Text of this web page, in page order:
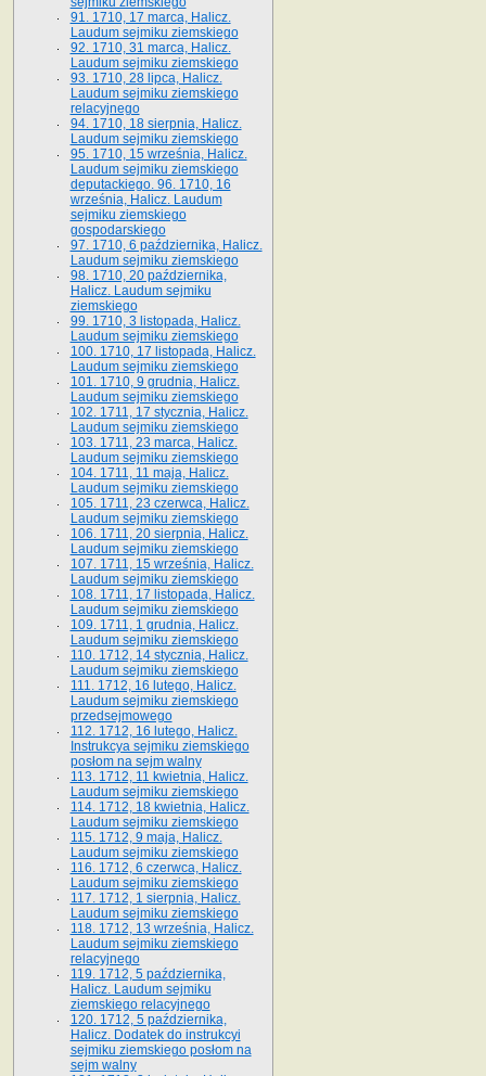
91. 1710, 17 marca, Halicz.
Laudum sejmiku ziemskiego
92. 1710, 31 marca, Halicz.
Laudum sejmiku ziemskiego
93. 1710, 28 lipca, Halicz.
Laudum sejmiku ziemskiego
relacyjnego
94. 1710, 18 sierpnia, Halicz.
Laudum sejmiku ziemskiego
95. 1710, 15 września, Halicz.
Laudum sejmiku ziemskiego
deputackiego. 96. 1710, 16
września, Halicz. Laudum
sejmiku ziemskiego
gospodarskiego
97. 1710, 6 października, Halicz.
Laudum sejmiku ziemskiego
98. 1710, 20 października,
Halicz. Laudum sejmiku
ziemskiego
99. 1710, 3 listopada, Halicz.
Laudum sejmiku ziemskiego
100. 1710, 17 listopada, Halicz.
Laudum sejmiku ziemskiego
101. 1710, 9 grudnia, Halicz.
Laudum sejmiku ziemskiego
102. 1711, 17 stycznia, Halicz.
Laudum sejmiku ziemskiego
103. 1711, 23 marca, Halicz.
Laudum sejmiku ziemskiego
104. 1711, 11 maja, Halicz.
Laudum sejmiku ziemskiego
105. 1711, 23 czerwca, Halicz.
Laudum sejmiku ziemskiego
106. 1711, 20 sierpnia, Halicz.
Laudum sejmiku ziemskiego
107. 1711, 15 września, Halicz.
Laudum sejmiku ziemskiego
108. 1711, 17 listopada, Halicz.
Laudum sejmiku ziemskiego
109. 1711, 1 grudnia, Halicz.
Laudum sejmiku ziemskiego
110. 1712, 14 stycznia, Halicz.
Laudum sejmiku ziemskiego
111. 1712, 16 lutego, Halicz.
Laudum sejmiku ziemskiego
przedsejmowego
112. 1712, 16 lutego, Halicz.
Instrukcya sejmiku ziemskiego
posłom na sejm walny
113. 1712, 11 kwietnia, Halicz.
Laudum sejmiku ziemskiego
114. 1712, 18 kwietnia, Halicz.
Laudum sejmiku ziemskiego
115. 1712, 9 maja, Halicz.
Laudum sejmiku ziemskiego
116. 1712, 6 czerwca, Halicz.
Laudum sejmiku ziemskiego
117. 1712, 1 sierpnia, Halicz.
Laudum sejmiku ziemskiego
118. 1712, 13 września, Halicz.
Laudum sejmiku ziemskiego
relacyjnego
119. 1712, 5 października,
Halicz. Laudum sejmiku
ziemskiego relacyjnego
120. 1712, 5 października,
Halicz. Dodatek do instrukcyi
sejmiku ziemskiego posłom na
sejm walny